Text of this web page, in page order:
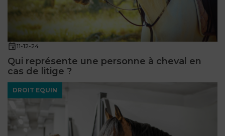
11-12-24
Qui représente une personne à cheval en
cas de litige ?
DROIT EQUIN